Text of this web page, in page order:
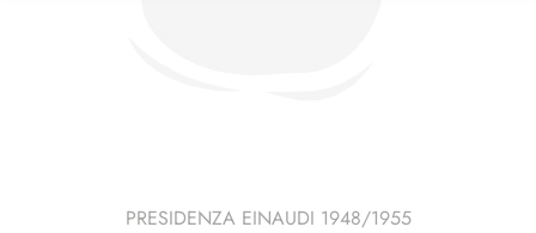
PRESIDENZA EINAUDI 1948/1955